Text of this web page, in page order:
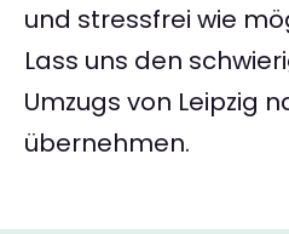
und stressfrei wie
Lass uns den
Umzugs von Leipzig
übernehmen.